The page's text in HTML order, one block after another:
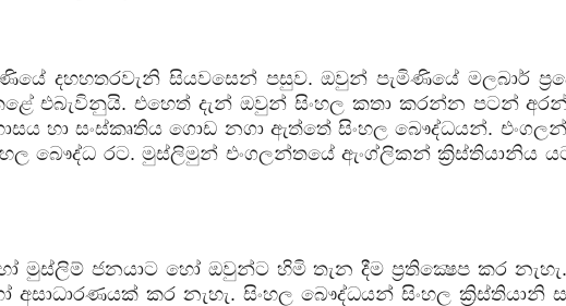
දහහතරවැනි සියවසෙන් පසුව. ඔවුන් පැමිණියේ මලබාර්
එබැවිනුයි. එහෙත් දැන් ඔවුන් සිංහල කතා කරන්න පටන්
හා සංස්කෘතිය ගොඩ නගා ඇත්තේ සිංහල බෞද්ධයන්.
බෞද්ධ රට. මුස්ලිමුන් එංගලන්තයේ ඇංග්ලිකන් ක්‍රිස්තියානිය
මුස්ලිම් ජනයාට හෝ ඔවුන්ට හිමි තැන දීම ප්‍රතික්‍ෂෙප කර
කර නැහැ. සිංහල බෞද්ධයන් සිංහල ක්‍රිස්තියානි